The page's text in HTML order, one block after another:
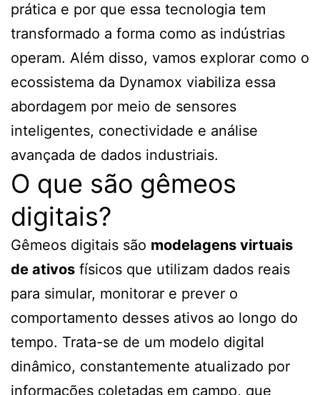
prática e por que essa tecnologia tem
transformado a forma como as indústrias
operam. Além disso, vamos explorar como o
ecossistema da Dynamox viabiliza essa
abordagem por meio de sensores
inteligentes, conectividade e análise
avançada de dados industriais.
O que são gêmeos
digitais?
Gêmeos digitais são modelagens virtuais
de ativos físicos que utilizam dados reais
para simular, monitorar e prever o
comportamento desses ativos ao longo do
tempo. Trata-se de um modelo digital
dinâmico, constantemente atualizado por
informações coletadas em campo, que